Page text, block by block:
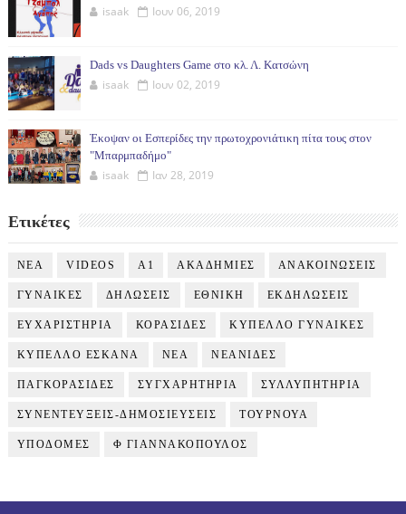
isaak Ιουν 06, 2019
Dads vs Daughters Game στο κλ. Λ. Κατσώνη
isaak Ιουν 02, 2019
Έκοψαν οι Εσπερίδες την πρωτοχρονιάτικη πίτα τους στον
"Μπαρμπαδήμο"
isaak Ιαν 28, 2019
Ετικέτες
NEA VIDEOS Α1 ΑΚΑΔΗΜΙΕΣ ΑΝΑΚΟΙΝΩΣΕΙΣ
ΓΥΝΑΙΚΕΣ ΔΗΛΩΣΕΙΣ ΕΘΝΙΚΗ ΕΚΔΗΛΩΣΕΙΣ
ΕΥΧΑΡΙΣΤΗΡΙΑ ΚΟΡΑΣΙΔΕΣ ΚΥΠΕΛΛΟ ΓΥΝΑΙΚΕΣ
ΚΥΠΕΛΛΟ ΕΣΚΑΝΑ ΝΕΑ ΝΕΑΝΙΔΕΣ
ΠΑΓΚΟΡΑΣΙΔΕΣ ΣΥΓΧΑΡΗΤΗΡΙΑ ΣΥΛΛΥΠΗΤΗΡΙΑ
ΣΥΝΕΝΤΕΥΞΕΙΣ-ΔΗΜΟΣΙΕΥΣΕΙΣ ΤΟΥΡΝΟΥΑ
ΥΠΟΔΟΜΕΣ Φ ΓΙΑΝΝΑΚΟΠΟΥΛΟΣ